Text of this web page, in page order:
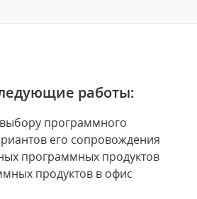
работы:
программного
его сопровождения
программных продуктов
продуктов в офис